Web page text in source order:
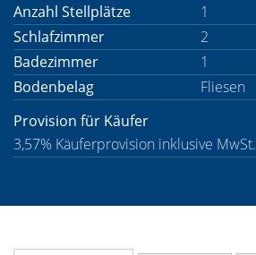
Anzahl Stellplätze
1
Schlafzimmer
2
Badezimmer
1
Bodenbelag
Fliesen
Provision für Käufer
3,57% Käuferprovision inklusive MwSt.